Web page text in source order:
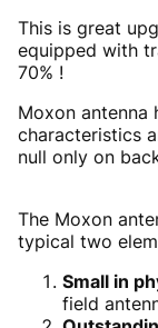
This is great
equipped with
70% !
Moxon antenna
characteristics
null only on
The Moxon
typical two
Small in
field